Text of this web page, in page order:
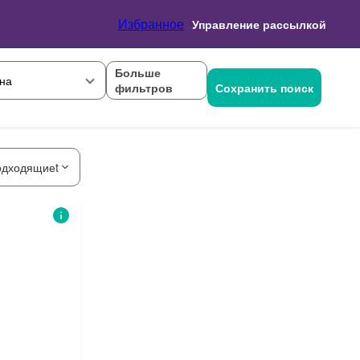
Избранное Управление рассылкой
Больше
фильтров
Сохранить поиск